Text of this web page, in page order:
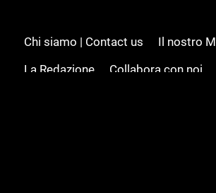
Chi siamo | Contact us
Il nostro
La Redazione
Collabora con noi